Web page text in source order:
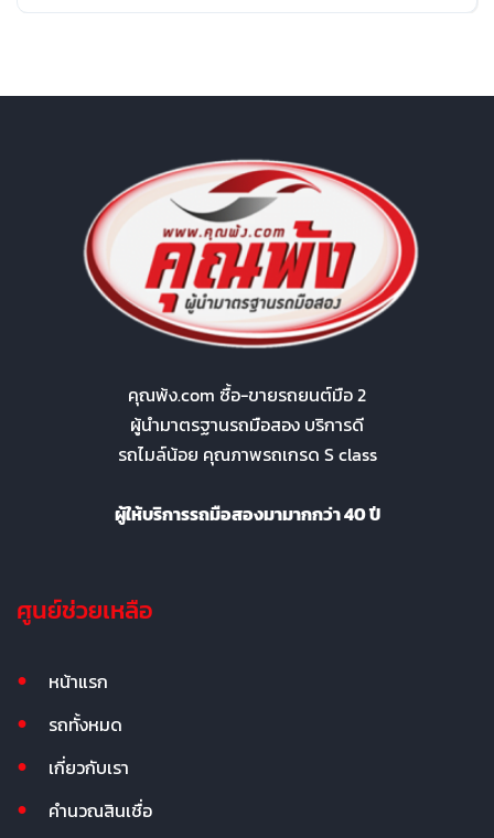
คุณพ้ง.com ซื้อ-ขายรถยนต์มือ 2
ผู้นำมาตรฐานรถมือสอง บริการดี
รถไมล์น้อย คุณภาพรถเกรด S class
ผู้ให้บริการรถมือสองมามากกว่า 40 ปี
ศูนย์ช่วยเหลือ
หน้าแรก
รถทั้งหมด
เกี่ยวกับเรา
คำนวณสินเชื่อ